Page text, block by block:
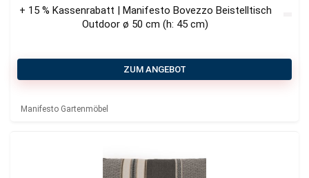
+ 15 % Kassenrabatt | Manifesto Bovezzo Beistelltisch
Outdoor ø 50 cm (h: 45 cm)
ZUM ANGEBOT
Manifesto Gartenmöbel